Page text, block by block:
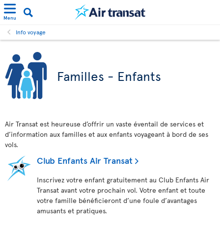
Menu
Info voyage
Familles - Enfants
Air Transat est heureuse d’offrir un vaste éventail de services et
d’information aux familles et aux enfants voyageant à bord de ses
vols.
Club Enfants Air Transat
Inscrivez votre enfant gratuitement au Club Enfants Air
Transat avant votre prochain vol. Votre enfant et toute
votre famille bénéficieront d’une foule d’avantages
amusants et pratiques.